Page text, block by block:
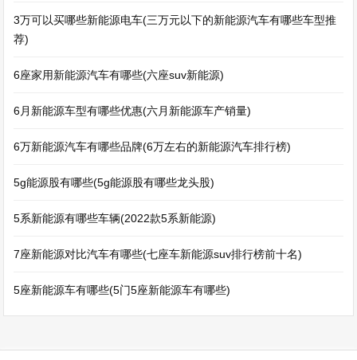
3万可以买哪些新能源电车(三万元以下的新能源汽车有哪些车型推
荐)
6座家用新能源汽车有哪些(六座suv新能源)
6月新能源车型有哪些优惠(六月新能源车产销量)
6万新能源汽车有哪些品牌(6万左右的新能源汽车排行榜)
5g能源股有哪些(5g能源股有哪些龙头股)
5系新能源有哪些车辆(2022款5系新能源)
7座新能源对比汽车有哪些(七座车新能源suv排行榜前十名)
5座新能源车有哪些(5门5座新能源车有哪些)